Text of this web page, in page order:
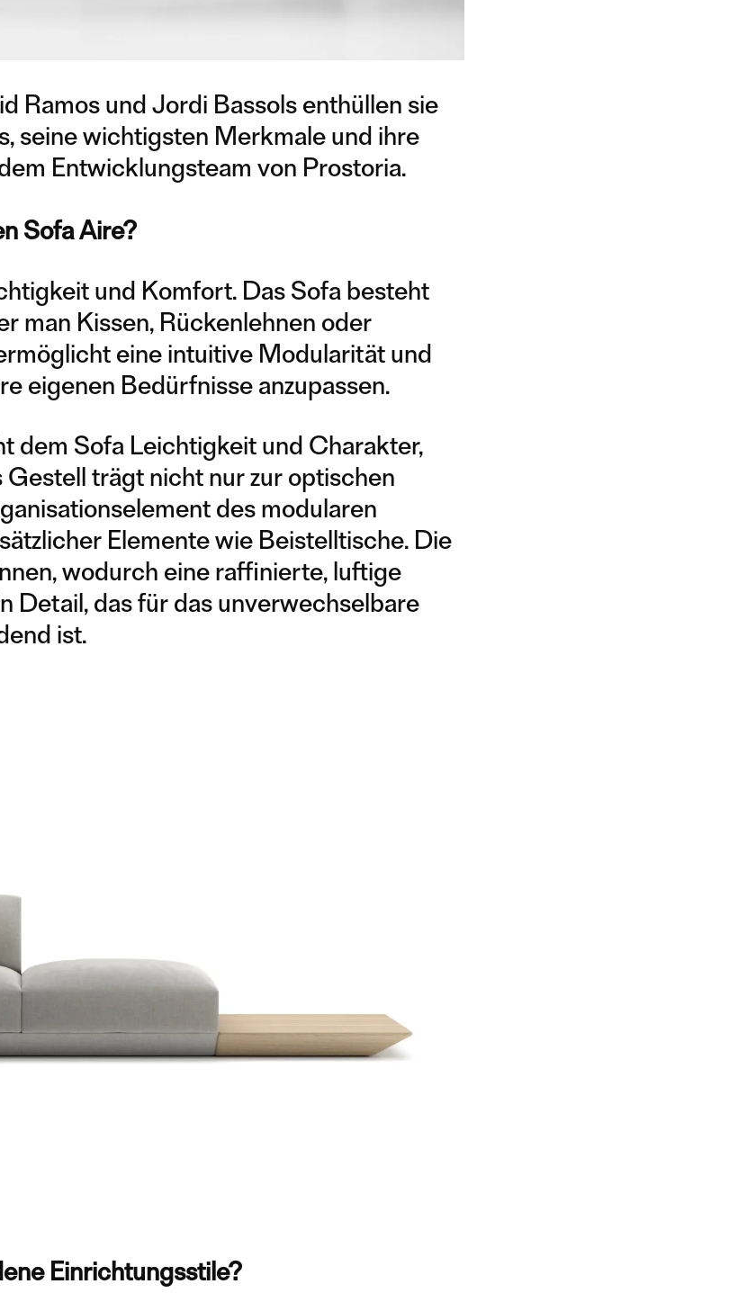
Ramos und Jordi Bassols enthüllen sie
seine wichtigsten Merkmale und ihre
Entwicklungsteam von Prostoria.
Sofa Aire?
und Komfort. Das Sofa besteht
man Kissen, Rückenlehnen oder
eine intuitive Modularität und
eigenen Bedürfnisse anzupassen.
dem Sofa Leichtigkeit und Charakter,
trägt nicht nur zur optischen
des modularen
Elemente wie Beistelltische. Die
wodurch eine raffinierte, luftige
Detail, das für das unverwechselbare
ist.
Einrichtungsstile?